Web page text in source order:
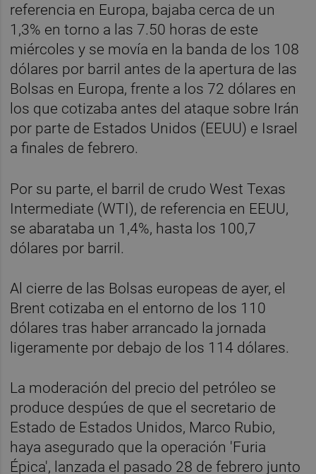
referencia en Europa, bajaba cerca de un
1,3% en torno a las 7.50 horas de este
miércoles y se movía en la banda de los 108
dólares por barril antes de la apertura de las
Bolsas en Europa, frente a los 72 dólares en
los que cotizaba antes del ataque sobre Irán
por parte de Estados Unidos (EEUU) e Israel
a finales de febrero.
Por su parte, el barril de crudo West Texas
Intermediate (WTI), de referencia en EEUU,
se abarataba un 1,4%, hasta los 100,7
dólares por barril.
Al cierre de las Bolsas europeas de ayer, el
Brent cotizaba en el entorno de los 110
dólares tras haber arrancado la jornada
ligeramente por debajo de los 114 dólares.
La moderación del precio del petróleo se
produce despúes de que el secretario de
Estado de Estados Unidos, Marco Rubio,
haya asegurado que la operación 'Furia
Épica', lanzada el pasado 28 de febrero junto